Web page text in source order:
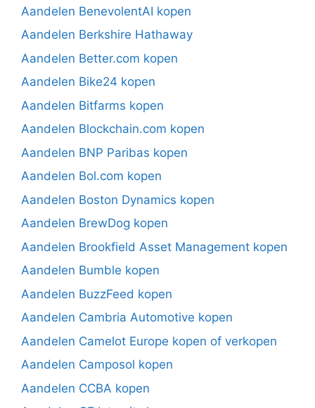
Aandelen BenevolentAI kopen
Aandelen Berkshire Hathaway
Aandelen Better.com kopen
Aandelen Bike24 kopen
Aandelen Bitfarms kopen
Aandelen Blockchain.com kopen
Aandelen BNP Paribas kopen
Aandelen Bol.com kopen
Aandelen Boston Dynamics kopen
Aandelen BrewDog kopen
Aandelen Brookfield Asset Management kopen
Aandelen Bumble kopen
Aandelen BuzzFeed kopen
Aandelen Cambria Automotive kopen
Aandelen Camelot Europe kopen of verkopen
Aandelen Camposol kopen
Aandelen CCBA kopen